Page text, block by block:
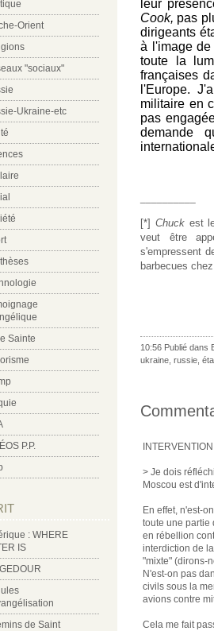
Orient
"sociaux"
Ukraine-etc
Sainte
P.P.
: WHERE
IS
de Saint
leur
Cook, pas
dirigeants
à l'image
toute la
françaises
l'Europe.
militaire en
pas
demande
[*] Chuckest
veut être
s'empressent
barbecues
10:56 Publié dans
ukraine russie
> Je dois
Moscou est
En effet, n'est-
toute une partie
en rébellion
interdiction de
"mixte" (dirons-
N'est-on pas
civils sous la
avions contre
Cela me fait